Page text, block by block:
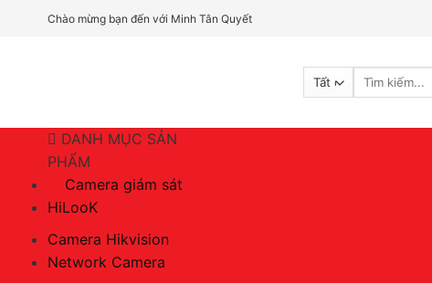
Chào mừng bạn đến với Minh Tân Quyết
Tìm
DANH MỤC SẢN
PHẨM
Camera giám sát
HiLooK
Camera Hikvision
Network Camera